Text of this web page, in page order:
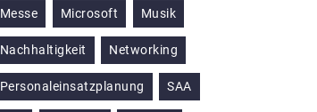
Messe Microsoft Musik
Nachhaltigkeit Networking
Personaleinsatzplanung SAA